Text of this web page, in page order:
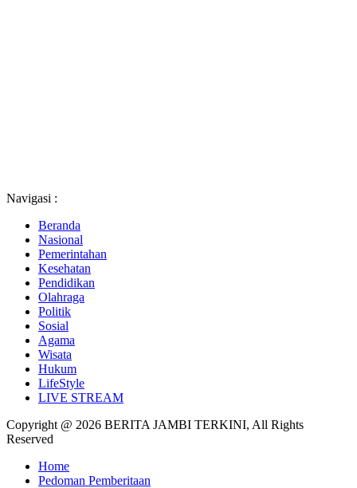
Navigasi :
Beranda
Nasional
Pemerintahan
Kesehatan
Pendidikan
Olahraga
Politik
Sosial
Agama
Wisata
Hukum
LifeStyle
LIVE STREAM
Copyright @ 2026 BERITA JAMBI TERKINI, All Rights
Reserved
Home
Pedoman Pemberitaan